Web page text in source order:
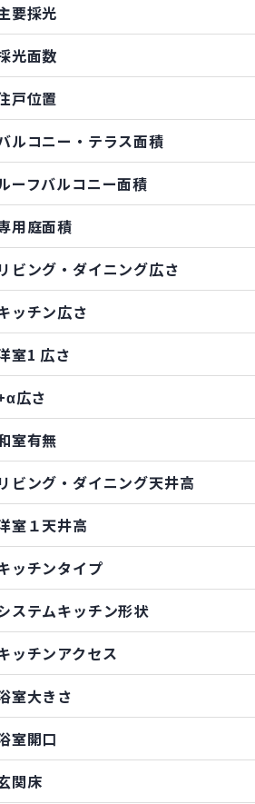
要採光
光面数
戸位置
ルコニー・テラス面積
ーフバルコニー面積
用庭面積
リビング・ダイニング広さ
ッチン広さ
室1 広さ
広さ
室有無
リビング・ダイニング天井高
室１天井高
ッチンタイプ
ステムキッチン形状
ッチンアクセス
室大きさ
室開口
関床